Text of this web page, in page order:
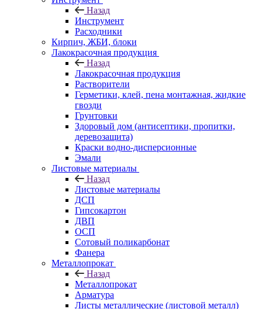
Назад
Инструмент
Расходники
Кирпич, ЖБИ, блоки
Лакокрасочная продукция
Назад
Лакокрасочная продукция
Растворители
Герметики, клей, пена монтажная, жидкие
гвозди
Грунтовки
Здоровый дом (антисептики, пропитки,
деревозащита)
Краски водно-дисперсионные
Эмали
Листовые материалы
Назад
Листовые материалы
ДСП
Гипсокартон
ДВП
ОСП
Сотовый поликарбонат
Фанера
Металлопрокат
Назад
Металлопрокат
Арматура
Листы металлические (листовой металл)